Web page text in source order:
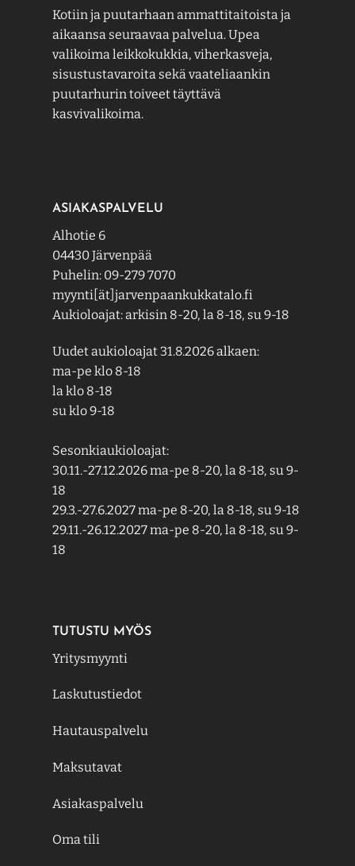
Kotiin ja puutarhaan ammattitaitoista ja
aikaansa seuraavaa palvelua. Upea
valikoima leikkokukkia, viherkasveja,
sisustustavaroita sekä vaateliaankin
puutarhurin toiveet täyttävä
kasvivalikoima.
ASIAKASPALVELU
Alhotie 6
04430 Järvenpää
Puhelin: 09-279 7070
myynti[ät]jarvenpaankukkatalo.fi
Aukioloajat: arkisin 8-20, la 8-18, su 9-18
Uudet aukioloajat 31.8.2026 alkaen:
ma-pe klo 8-18
la klo 8-18
su klo 9-18
Sesonkiaukioloajat:
30.11.-27.12.2026 ma-pe 8-20, la 8-18, su 9-
18
29.3.-27.6.2027 ma-pe 8-20, la 8-18, su 9-18
29.11.-26.12.2027 ma-pe 8-20, la 8-18, su 9-
18
TUTUSTU MYÖS
Yritysmyynti
Laskutustiedot
Hautauspalvelu
Maksutavat
Asiakaspalvelu
Oma tili